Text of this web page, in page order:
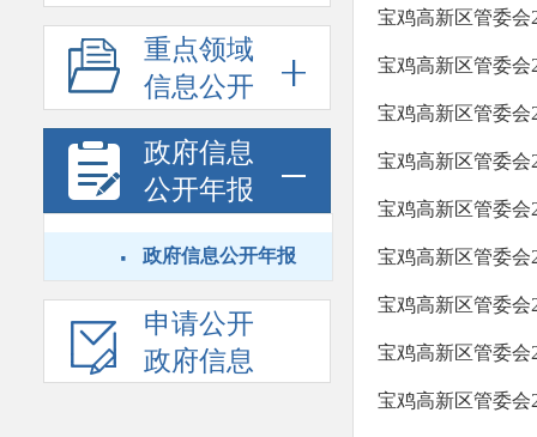
重点领域
信息公开
政府信息
公开年报
· 政府信息公开年报
申请公开
政府信息
宝鸡高新区管委会
宝鸡高新区管委会
宝鸡高新区管委会
宝鸡高新区管委会
宝鸡高新区管委会
宝鸡高新区管委会
宝鸡高新区管委会
宝鸡高新区管委会
宝鸡高新区管委会